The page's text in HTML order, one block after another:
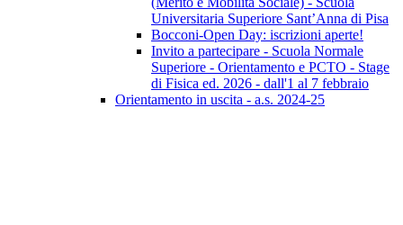
Universitaria Superiore Sant’Anna di Pisa
Bocconi-Open Day: iscrizioni aperte!
Invito a partecipare - Scuola Normale
Superiore - Orientamento e PCTO - Stage
di Fisica ed. 2026 - dall'1 al 7 febbraio
Orientamento in uscita - a.s. 2024-25